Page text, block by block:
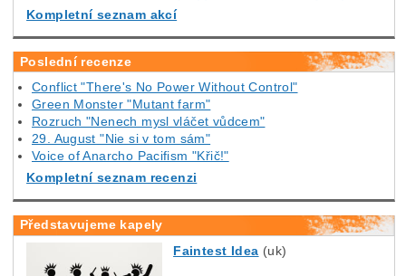
Kompletní seznam akcí
Poslední recenze
Conflict "There's No Power Without Control"
Green Monster "Mutant farm"
Rozruch "Nenech mysl vláčet vůdcem"
29. August "Nie si v tom sám"
Voice of Anarcho Pacifism "Křič!"
Kompletní seznam recenzi
Představujeme kapely
Faintest Idea (uk)